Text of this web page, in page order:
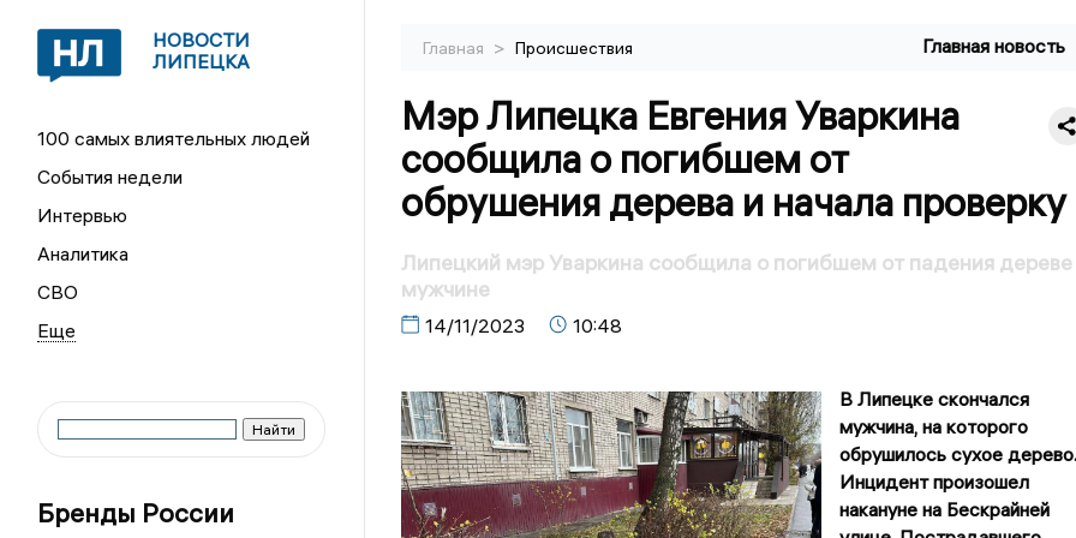
НОВОСТИ
ЛИПЕЦКА
100 самых влиятельных людей
События недели
Интервью
Аналитика
СВО
Бренды России
Главная > Происшествия Главная новость
Мэр Липецка Евгения Уваркина
сообщила о погибшем от
обрушения дерева и начала проверку
Липецкий мэр Уваркина сообщила о погибшем от падения дереве
мужчине
14/11/2023 10:48
В Липецке скончался
мужчина, на которого
обрушилось сухое дерево.
Инцидент произошел
накануне на Бескрайней